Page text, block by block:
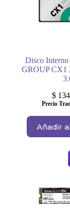
Disco
GROUP CX1
$
Precio
Añadir